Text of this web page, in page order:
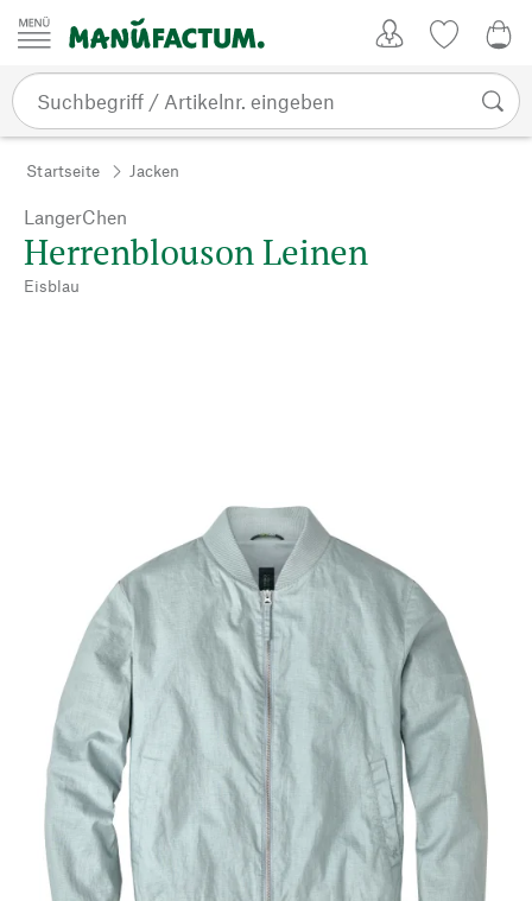
Zum Inhalt springen
Startseite Jacken
LangerChen
Herrenblouson Leinen
Eisblau